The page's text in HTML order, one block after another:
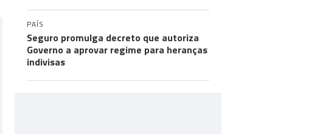
PAÍS
Seguro promulga decreto que autoriza
Governo a aprovar regime para heranças
indivisas